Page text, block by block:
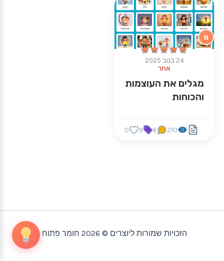
★★★★★
★★★★★
מ
24 בנוב 2025
אחר
מגלים את העוצמות
והכוחות
210
6
9
0
הזכויות שמורות ליוצרים © 2026 חומר פתוח |